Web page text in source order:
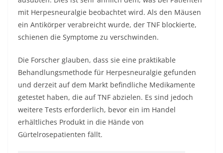
mit Herpesneuralgie beobachtet wird. Als den Mäusen
ein Antikörper verabreicht wurde, der TNF blockierte,
schienen die Symptome zu verschwinden.
Die Forscher glauben, dass sie eine praktikable
Behandlungsmethode für Herpesneuralgie gefunden
und derzeit auf dem Markt befindliche Medikamente
getestet haben, die auf TNF abzielen. Es sind jedoch
weitere Tests erforderlich, bevor ein im Handel
erhältliches Produkt in die Hände von
Gürtelrosepatienten fällt.